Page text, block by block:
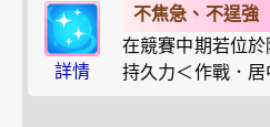
詳情
不焦急、不逞強
在競賽中期若位
持久力＜作戰．居